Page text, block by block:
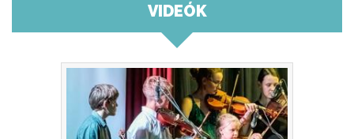
CSÓNAKKÖLCSÖNZŐ
TURIZMUS
TŐSERDŐ
SZÁLLÁSAINK
VIDEÓK